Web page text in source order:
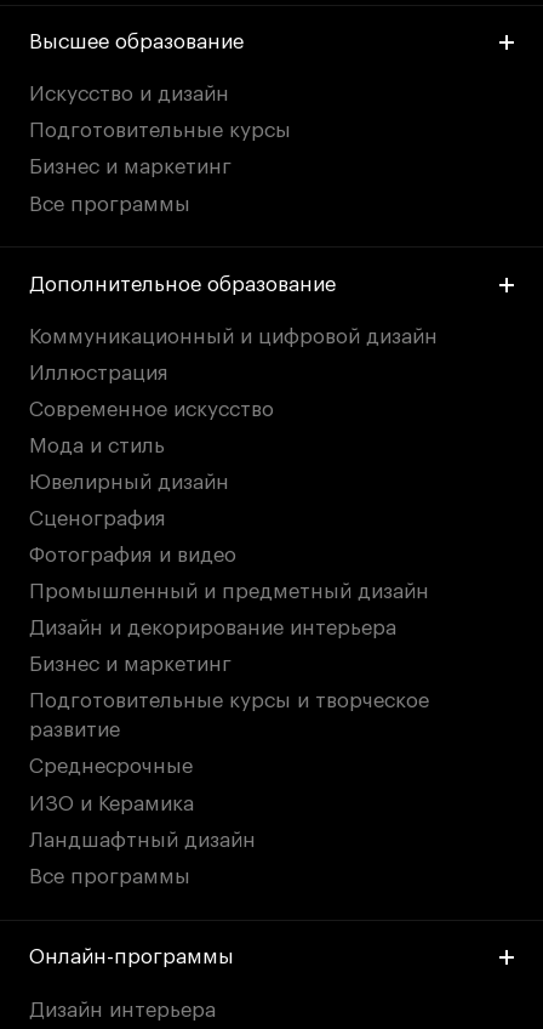
Britanka New Creatives
Fashion Summer
Подобрать программу
Войти в кампус
Получить сертификат
дверей
дверей
Истории успеха
Истории успеха
Работы студентов
Работы студентов
Universal University
Universal University
Высшее образование
Искусство и дизайн
Подготовительные курсы
Бизнес и маркетинг
Все программы
Дополнительное образование
Коммуникационный и цифровой дизайн
Иллюстрация
Современное искусство
Мода и стиль
Ювелирный дизайн
Сценография
Фотография и видео
Промышленный и предметный дизайн
Дизайн и декорирование интерьера
Бизнес и маркетинг
Подготовительные курсы и творческое
развитие
Среднесрочные
ИЗО и Керамика
Ландшафтный дизайн
Все программы
Онлайн-программы
Дизайн интерьера